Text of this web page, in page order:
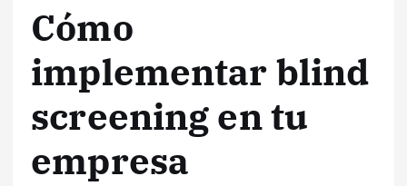
Cómo
implementar blind
screening en tu
empresa